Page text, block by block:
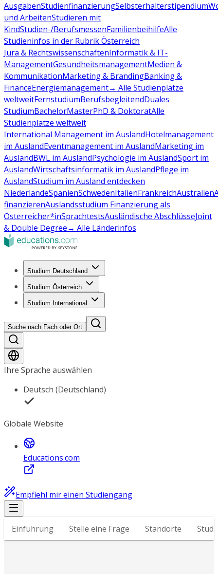
AusgabenStudienfinanzierungSelbsterhalterstipendium
und ArbeitenStudieren mit
KindStudien-/BerufsmessenFamilienbeihilfeAlle
Studieninfos in der Rubrik Österreich
Jura & RechtswissenschaftenInformatik & IT-
ManagementGesundheitsmanagementMedien &
KommunikationMarketing & BrandingBanking &
FinanceEnergiemanagement→ Alle Studienplätze
weltweitFernstudiumBerufsbegleitendDuales
StudiumBachelorMasterPhD & DoktoratAlle
Studienplätze weltweit
International Management im AuslandHotelmanagement
im AuslandEventmanagement im AuslandMarketing im
AuslandBWL im AuslandPsychologie im AuslandSport im
AuslandWirtschaftsinformatik im AuslandPflege im
AuslandStudium im Ausland entdecken
NiederlandeSpanienSchwedenItalienFrankreichAustralien
finanzierenAuslandsstudium Finanzierung als
Österreicher*inSprachtestsAusländische AbschlüsseJoint
& Double Degree→ Alle Länderinfos
Studium Deutschland
Studium Österreich
Studium International
Suche nach Fach oder Ort
Ihre Sprache auswählen
Deutsch (Deutschland)
Globale Website
Educations.com
Empfiehl mir einen Studiengang
Einführung Stelle eine Frage Standorte